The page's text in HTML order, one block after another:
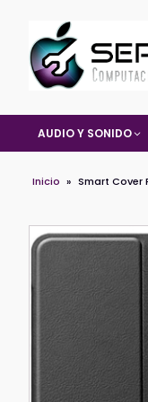
AUDIO Y SONIDO
Inicio » Smart Cover